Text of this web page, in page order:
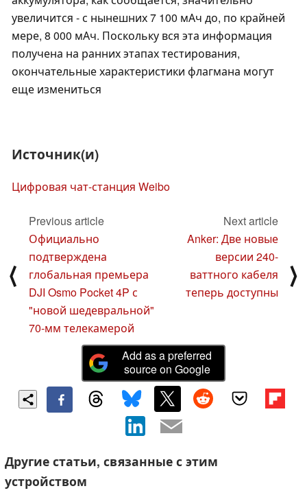
увеличится - с нынешних 7 100 мАч до, по крайней
мере, 8 000 мАч. Поскольку вся эта информация
получена на ранних этапах тестирования,
окончательные характеристики флагмана могут
еще измениться
Источник(и)
Цифровая чат-станция Weibo
⟨
Previous article
Официально
подтверждена
глобальная премьера
DJI Osmo Pocket 4P с
"новой шедевральной"
70-мм телекамерой
Next article
Anker: Две новые
версии 240-
ваттного кабеля
теперь доступны
⟩
Add as a preferred
source on Google
Другие статьи, связанные с этим
устройством